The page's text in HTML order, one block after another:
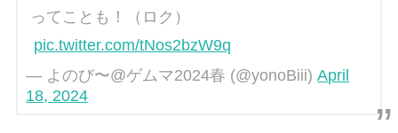
ってことも！（ロク）
pic.twitter.com/tNos2bzW9q
— よのび〜@ゲムマ2024春 (@yonoBiii)April
18, 2024